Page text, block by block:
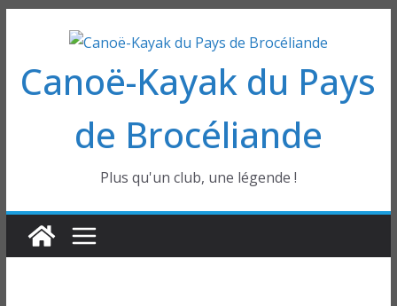
contenu
Canoë-Kayak du Pays
de Brocéliande
Plus qu'un club, une légende !